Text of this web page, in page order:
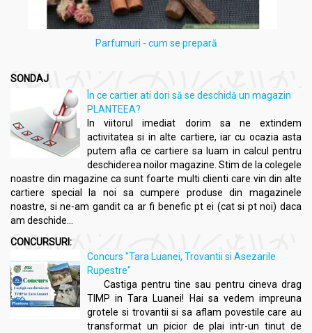
Mod de consum:
Ciocolata neagra 52%cacao mango fara zahar fara gluten
75g - TORRAS
Chocolates Torras cu plăcere și moderație.
Este o gustare delicioasă sau un desert sănătos.
Bucurați-vă de aroma exotica a mango-ului și de
intensitatea cacao-ului în fiecare mușcătură.
Parfumuri - cum se prepară
SONDAJ
În ce cartier ati dori să se deschidă un magazin
PLANTEEA?
In viitorul imediat dorim sa ne extindem
activitatea si in alte cartiere, iar cu ocazia asta
putem afla ce cartiere sa luam in calcul pentru
deschiderea noilor magazine. Stim de la colegele
noastre din magazine ca sunt foarte multi clienti care vin din alte
cartiere special la noi sa cumpere produse din magazinele
noastre, si ne-am gandit ca ar fi benefic pt ei (cat si pt noi) daca
am deschide...
CONCURSURI:
Concurs "Tara Luanei, Trovantii si Asezarile
Rupestre"
Castiga pentru tine sau pentru cineva drag
TIMP in Tara Luanei! Hai sa vedem impreuna
grotele si trovantii si sa aflam povestile care au
transformat un picior de plai intr-un tinut de